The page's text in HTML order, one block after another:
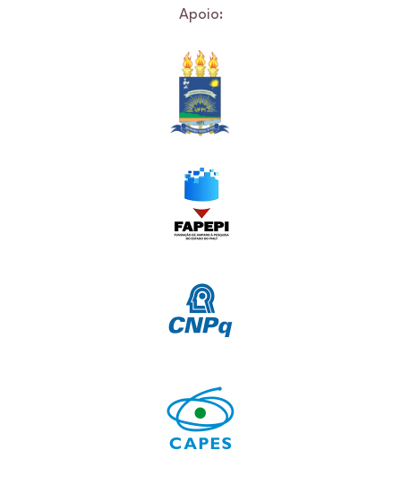
Apoio: